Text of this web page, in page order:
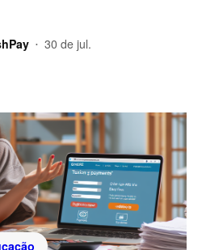
• 30 de jul.